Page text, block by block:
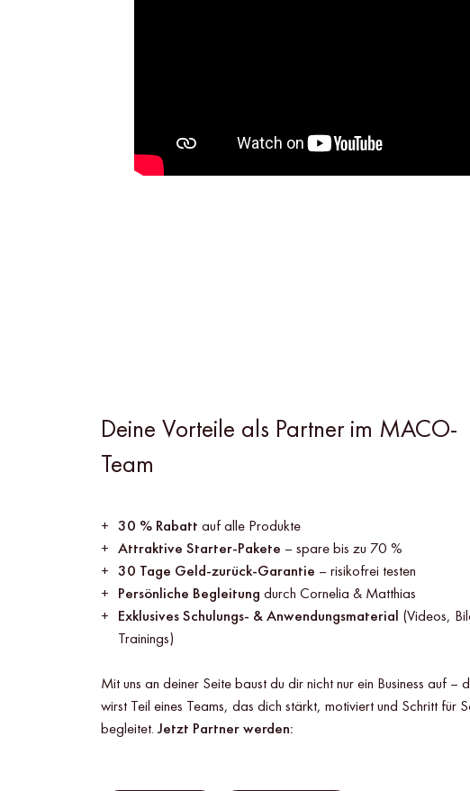
Deine Vorteile als Partner im MACO-
Team
30 % Rabatt auf alle Produkte
Attraktive Starter-Pakete – spare bis zu 70 %
30 Tage Geld-zurück-Garantie – risikofrei testen
Persönliche Begleitung durch Cornelia & Matthias
Exklusives Schulungs- & Anwendungsmaterial (Videos,
Trainings)
Mit uns an deiner Seite baust du dir nicht nur ein Business auf –
wirst Teil eines Teams, das dich stärkt, motiviert und Schritt für
begleitet.Jetzt Partner werden: